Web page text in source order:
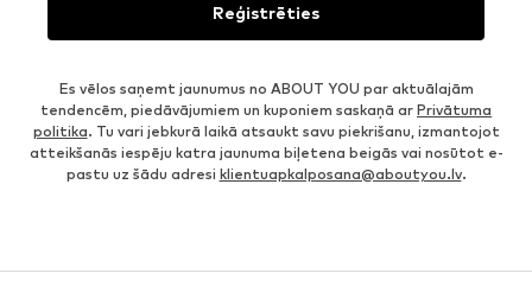
Reģistrēties
Es vēlos saņemt jaunumus no ABOUT YOU par aktuālajām
tendencēm, piedāvājumiem un kuponiem saskaņā ar Privātuma
politika. Tu vari jebkurā laikā atsaukt savu piekrišanu, izmantojot
atteikšanās iespēju katra jaunuma biļetena beigās vai nosūtot e-
pastu uz šādu adresi klientuapkalposana@aboutyou.lv.